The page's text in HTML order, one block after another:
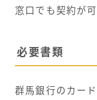
窓口でも契約が可
必要書類
群馬銀行のカー